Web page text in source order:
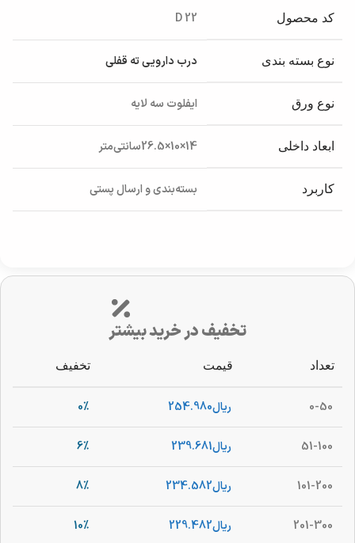
کد محصول D 22
نوع بسته بندی درب دارویی ته قفلی
نوع ورق ایفلوت سه لایه
ابعاد داخلی 14×10×26.5سانتی‌متر
کاربرد بسته‌بندی و ارسال پستی
تخفیف در خرید بیشتر
تعداد قیمت تخفیف
0-50 ریال254.980
0%
51-100 ریال239.681
6%
101-200 ریال234.582
8%
201-300 ریال229.482
10%